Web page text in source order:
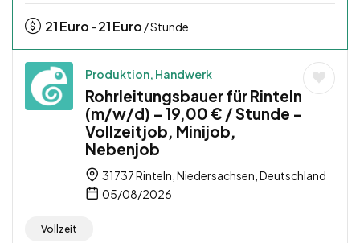
21Euro - 21Euro / Stunde
Produktion, Handwerk
Rohrleitungsbauer für Rinteln
(m/w/d) – 19,00 € / Stunde –
Vollzeitjob, Minijob,
Nebenjob
31737 Rinteln, Niedersachsen, Deutschland
05/08/2026
Vollzeit